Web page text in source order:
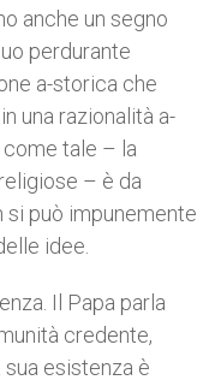
anche un segno
perdurante
a-storica che
una razionalità a-
come tale – la
– è da
può impunemente
idee.
Il Papa parla
credente,
esistenza è